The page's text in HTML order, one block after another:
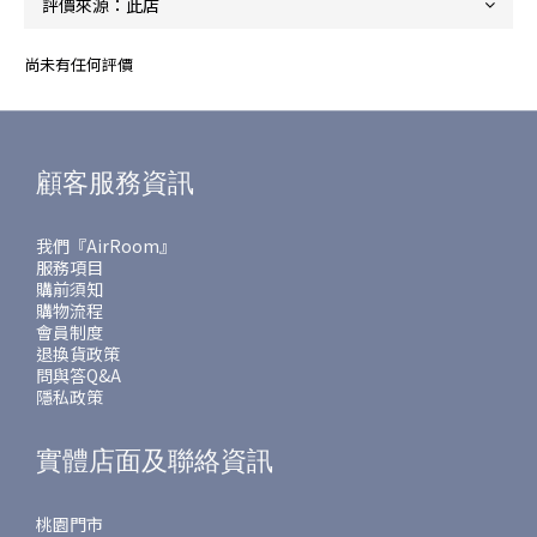
尚未有任何評價
顧客服務資訊
我們『AirRoom』
服務項目
購前須知
購物流程
會員制度
退換貨政策
問與答Q&A
隱私政策
實體店面及聯絡資訊
桃園門市